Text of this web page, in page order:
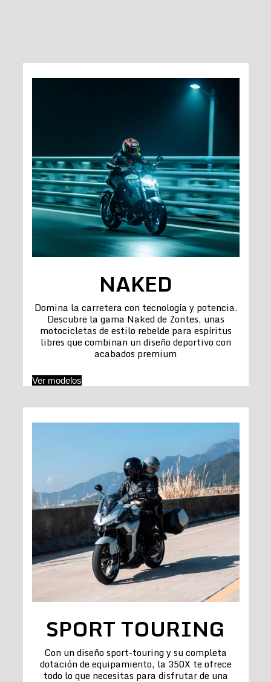
NAKED
Domina la carretera con tecnología y potencia.
Descubre la gama Naked de Zontes, unas
motocicletas de estilo rebelde para espíritus
libres que combinan un diseño deportivo con
acabados premium
Ver modelos
SPORT TOURING
Con un diseño sport-touring y su completa
dotación de equipamiento, la 350X te ofrece
todo lo que necesitas para disfrutar de una